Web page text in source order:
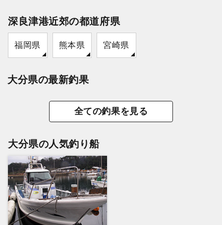
深良津港近郊の都道府県
福岡県 熊本県 宮崎県
大分県の最新釣果
全ての釣果を見る
大分県の人気釣り船